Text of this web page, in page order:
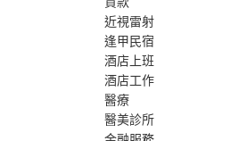
近視雷射
逢甲民宿
酒店上班
酒店工作
醫療
醫美診所